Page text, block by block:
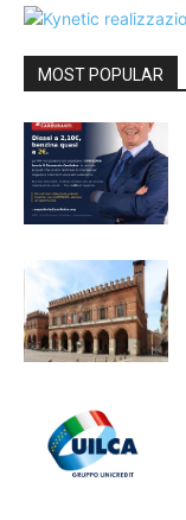
MOST POPULAR